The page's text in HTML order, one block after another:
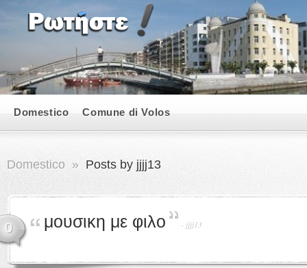
Domestico Comune di Volos
Domestico » Posts by jjjj13
0 μουσικη με φιλο - jjjj13